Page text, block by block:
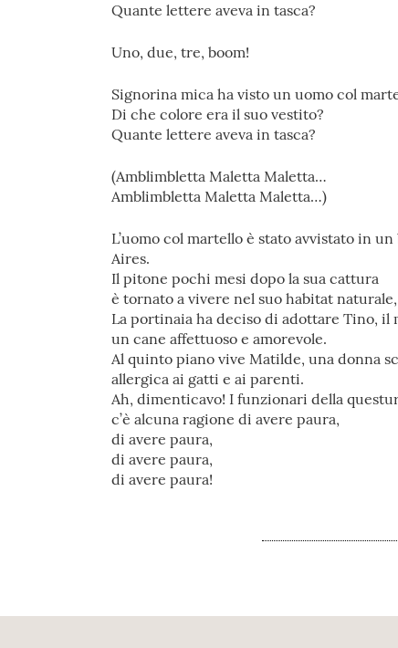
Quante lettere aveva in tasca?
Uno, due, tre, boom!
Signorina mica ha visto un uomo col
Di che colore era il suo vestito?
Quante lettere aveva in tasca?
(Amblimbletta Maletta Maletta…
Amblimbletta Maletta Maletta…)
L’uomo col martello è stato avvistato in
Aires.
Il pitone pochi mesi dopo la sua cattura
è tornato a vivere nel suo habitat
La portinaia ha deciso di adottare Tino, il
un cane affettuoso e amorevole.
Al quinto piano vive Matilde, una donna
allergica ai gatti e ai parenti.
Ah, dimenticavo! I funzionari della
c’è alcuna ragione di avere paura,
di avere paura,
di avere paura,
di avere paura!